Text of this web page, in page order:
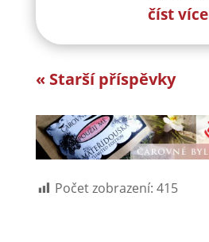
číst více
« Starší příspěvky
Počet zobrazení: 415